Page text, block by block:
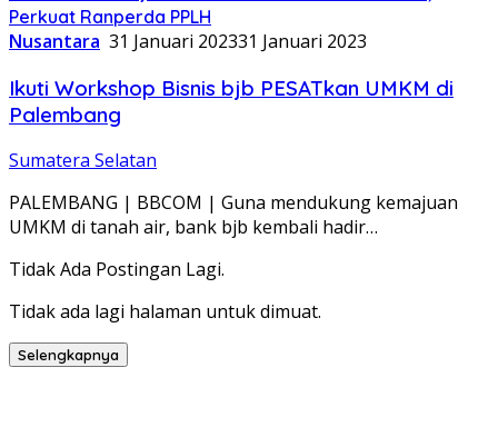
Perkuat Ranperda PPLH
Nusantara 31 Januari 202331 Januari 2023
Ikuti Workshop Bisnis bjb PESATkan UMKM di
Palembang
Sumatera Selatan
PALEMBANG | BBCOM | Guna mendukung kemajuan
UMKM di tanah air, bank bjb kembali hadir…
Tidak Ada Postingan Lagi.
Tidak ada lagi halaman untuk dimuat.
Selengkapnya